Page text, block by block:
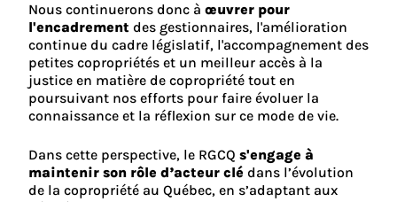
Nous continuerons donc à œuvrer pour
l'encadrement des gestionnaires, l'amélioration
continue du cadre législatif, l'accompagnement des
petites copropriétés et un meilleur accès à la
justice en matière de copropriété tout en
poursuivant nos efforts pour faire évoluer la
connaissance et la réflexion sur ce mode de vie.
Dans cette perspective, le RGCQ s'engage à
maintenir son rôle d’acteur clé dans l’évolution
de la copropriété au Québec, en s’adaptant aux